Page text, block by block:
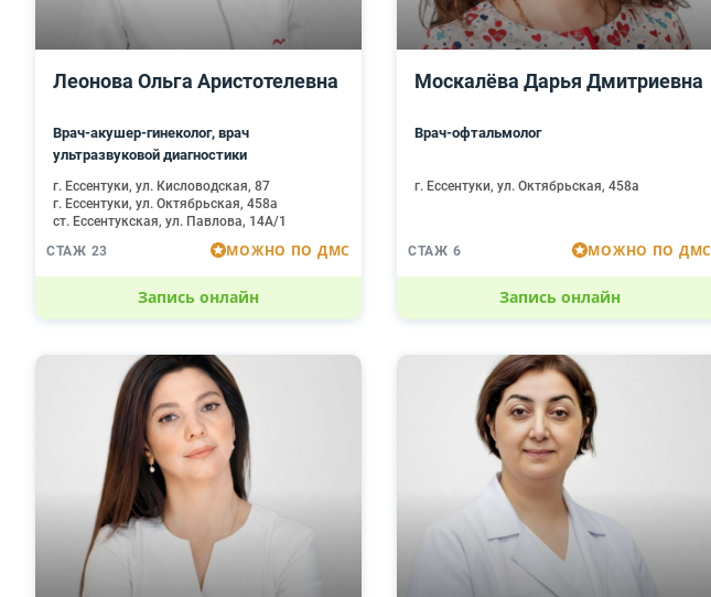
Леонова Ольга Аристотелевна
Врач-акушер-гинеколог, врач
ультразвуковой диагностики
г. Ессентуки, ул. Кисловодская, 87
г. Ессентуки, ул. Октябрьская, 458а
ст. Ессентукская, ул. Павлова, 14А/1
СТАЖ 23
МОЖНО ПО ДМС
Запись онлайн
Москалёва Дарья Дмитриевна
Врач-офтальмолог
г. Ессентуки, ул. Октябрьская, 458а
СТАЖ 6 МОЖНО ПО ДМС
Запись онлайн